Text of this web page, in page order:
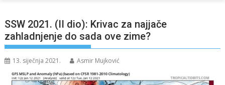
SSW 2021. (II dio): Krivac za najjače
zahladnjenje do sada ove zime?
13. siječnja 2021. Asmir Mujković